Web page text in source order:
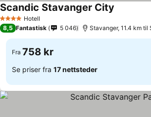
4 StjernerHotell
Scandic Stavanger City
8,5 Fantastisk 5 046 Stavanger, 11.4 km til
Fra 758 kr
Se priser fra 17 nettsteder